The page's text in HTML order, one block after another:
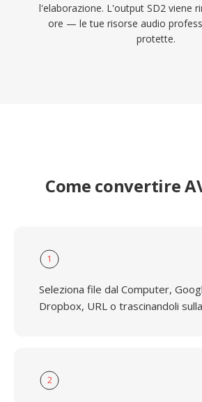
l'elaborazione. L'output SD2 viene
ore — le tue risorse audio
protette.
Come convertire
1
Seleziona file dal Computer,
Dropbox, URL o trascinandoli
2